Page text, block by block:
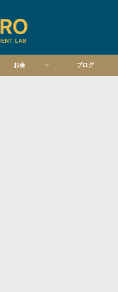
お金 ブログ